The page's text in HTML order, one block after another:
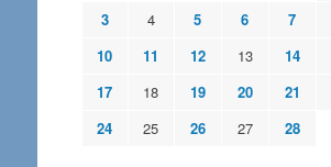
3
4 5 6 7
10
11 12 13 14
17
18 19 20 21
24
25 26 27 28